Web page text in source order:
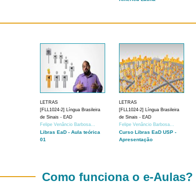
LETRAS
[FLL1024-2] Língua Brasileira
de Sinais - EAD
Felipe Venâncio Barbosa...
Libras EaD - Aula teórica
01
LETRAS
[FLL1024-2] Língua Brasileira
de Sinais - EAD
Felipe Venâncio Barbosa...
Curso Libras EaD USP -
Apresentação
Como funciona o e-Aulas?